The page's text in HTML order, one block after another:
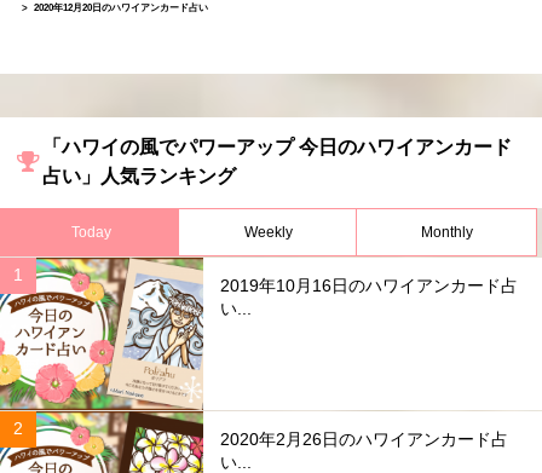
2020年12月20日のハワイアンカード占い
「ハワイの風でパワーアップ 今日のハワイアンカード
占い」人気ランキング
Today Weekly Monthly
2019年10月16日のハワイアンカード占
い...
2020年2月26日のハワイアンカード占
い...